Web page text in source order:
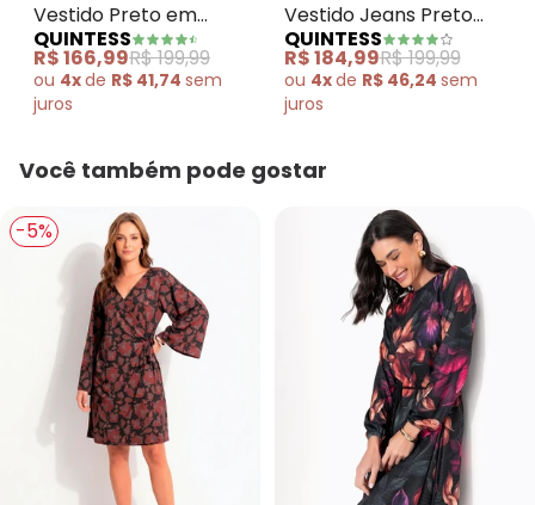
Vestido Preto em
Viscose Plana
QUINTESS
R$ 166,99R$ 199,99
ou 4xde R$ 41,74 sem
juros
Vestido Jeans Preto
em Jeans
QUINTESS
R$ 184,99R$ 199,99
ou 4xde R$ 46,24 sem
juros
Você também pode gostar
-5%